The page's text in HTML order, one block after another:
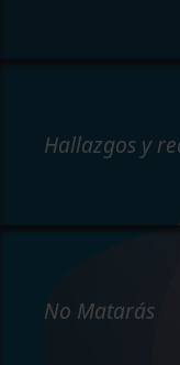
Hallazgos y
No Matarás